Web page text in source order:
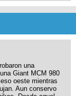
una
Giant MCM 980
oeste mientras
Aun conservo